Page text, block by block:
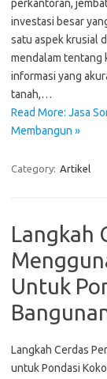
perkantoran,
investasi besar
satu aspek krusial
mendalam tentang
informasi yang
tanah,…
Read More: Jasa
Membangun »
Category: Artikel
Langkah
Untuk
Langkah Cerdas
untuk Pondasi